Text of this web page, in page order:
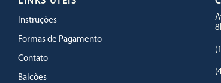
Instruções
Formas de Pagamento
Contato
Balcões